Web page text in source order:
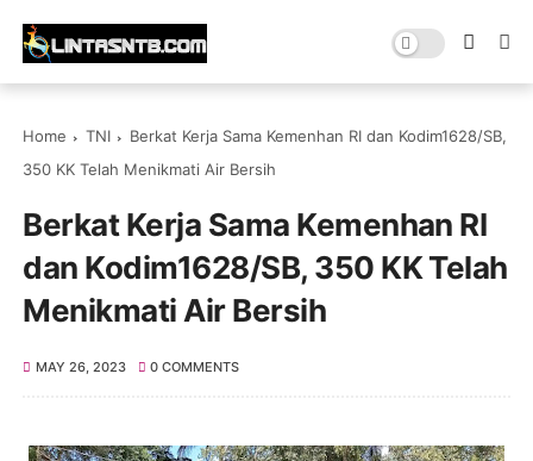
Home TNI
Berkat Kerja Sama Kemenhan RI dan Kodim1628/SB,
350 KK Telah Menikmati Air Bersih
Berkat Kerja Sama Kemenhan RI
dan Kodim1628/SB, 350 KK Telah
Menikmati Air Bersih
MAY 26, 2023 0 COMMENTS